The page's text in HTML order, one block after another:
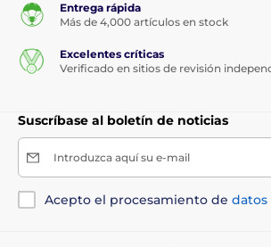
Entrega rápida
Más de 4,000 artículos en stock
Excelentes críticas
Verificado en sitios de revisión
Suscríbase al boletín de noticias
Introduzca aquí su e-mail
Acepto el procesamiento de datos